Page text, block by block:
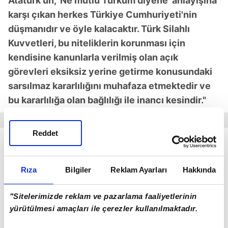
Rıza Bilgiler Reklam Ayarları Hakkında
"Sitelerimizde reklam ve pazarlama faaliyetlerinin
yürütülmesi amaçları ile çerezler kullanılmaktadır.
Reddet
karşı çıkan herkes Türkiye Cumhuriyeti'nin
düşmanıdır ve öyle kalacaktır. Türk Silahlı
Kuvvetleri, bu niteliklerin korunması için
kendisine kanunlarla verilmiş olan açık
görevleri eksiksiz yerine getirme konusundaki
sarsılmaz kararlılığını muhafaza etmektedir ve
bu kararlılığa olan bağlılığı ile inancı kesindir."
"Muhtıra"olarak nitelendirilen bu açıklamanın
ardından kabine üyeleri gece boyu çalışarak buna
nasıl bir yanıt verileceğini tartıştı. Hükümet
Sözcüsü Cemil Çiçek, 28 Nisan saat 15.00'te,
"Başbakan'a bağlı bir kurum olan Genelkurmay
Başkanlığı'nın herhangi bir konuda hükümete